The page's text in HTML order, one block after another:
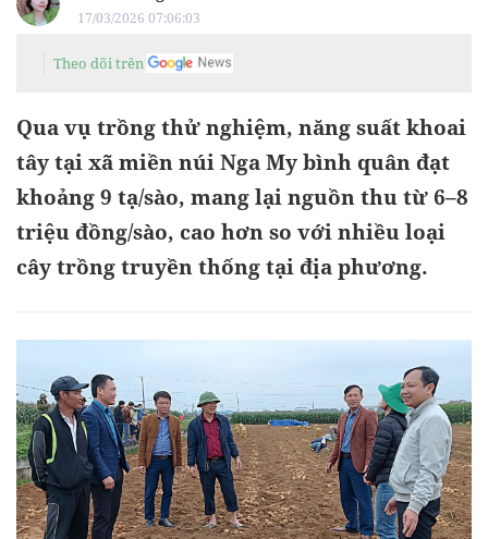
17/03/2026 07:06:03
Theo dõi trên
Qua vụ trồng thử nghiệm, năng suất khoai
tây tại xã miền núi Nga My bình quân đạt
khoảng 9 tạ/sào, mang lại nguồn thu từ 6–8
triệu đồng/sào, cao hơn so với nhiều loại
cây trồng truyền thống tại địa phương.